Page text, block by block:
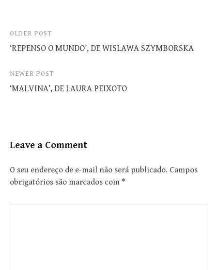
Post
navigation
OLDER POST
‘REPENSO O MUNDO’, DE WISLAWA SZYMBORSKA
NEWER POST
‘MALVINA’, DE LAURA PEIXOTO
Leave a Comment
O seu endereço de e-mail não será publicado. Campos
obrigatórios são marcados com *